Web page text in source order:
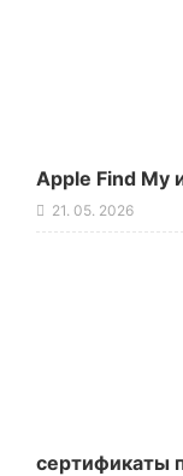
Apple Find My
21. 05. 2026
сертификаты